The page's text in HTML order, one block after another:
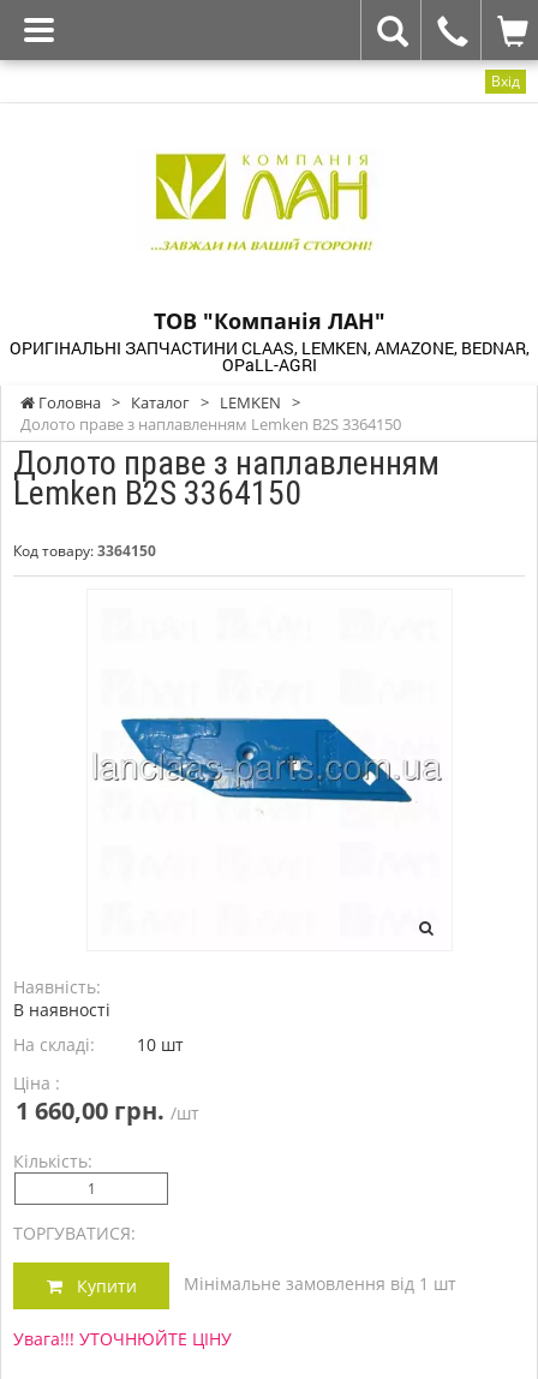
Вхід
ТОВ "Компанія ЛАН"
ОРИГІНАЛЬНІ ЗАПЧАСТИНИ CLAAS, LEMKEN, AMAZONE, BEDNAR,
OPaLL-AGRI
Головна > Каталог > LEMKEN >
Долото праве з наплавленням Lemken B2S 3364150
Долото праве з наплавленням
Lemken B2S 3364150
Код товару:3364150
Наявність:
В наявності
На складі:
10 шт
Ціна :
1 660,00 грн. /шт
Кількість:
ТОРГУВАТИСЯ:
Купити Мінімальне замовлення від 1 шт
Увага!!! УТОЧНЮЙТЕ ЦІНУ